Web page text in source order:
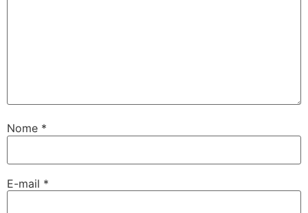
Nome *
E-mail *